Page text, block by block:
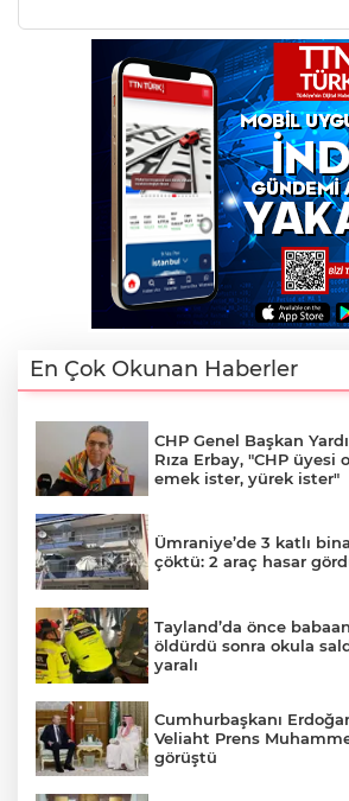
En Çok Okunan Haberler
CHP Genel Başkan
Rıza Erbay, "CHP
emek ister, yürek ister"
Ümraniye’de 3 katlı
çöktü: 2 araç hasar
Tayland’da önce
öldürdü sonra okula
yaralı
Cumhurbaşkanı
Veliaht Prens
görüştü